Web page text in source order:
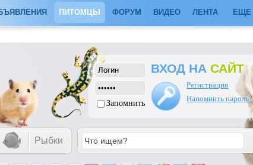
ПИТОМЦЫ ФОРУМ ВИДЕО ЛЕНТА ЕЩЕ
Запомнить
ВХОД НА САЙТ
Регистрация
Напомнить пароль?
Рыбки